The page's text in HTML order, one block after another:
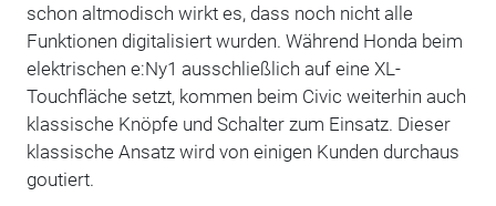
schon altmodisch wirkt es, dass noch nicht alle
Funktionen digitalisiert wurden. Während Honda beim
elektrischen e:Ny1 ausschließlich auf eine XL-
Touchfläche setzt, kommen beim Civic weiterhin auch
klassische Knöpfe und Schalter zum Einsatz. Dieser
klassische Ansatz wird von einigen Kunden durchaus
goutiert.